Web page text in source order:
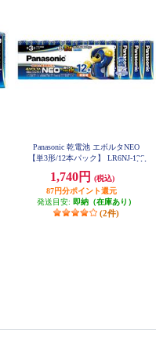
Panasonic 乾電池 エボルタNEO
【単3形/12本パック】 LR6NJ-12S
1,740円
(税込)
87円分ポイント還元
発送目安: 即納（在庫あり）
(2件)